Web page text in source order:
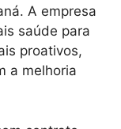
A empresa
saúde para
proativos,
a melhoria